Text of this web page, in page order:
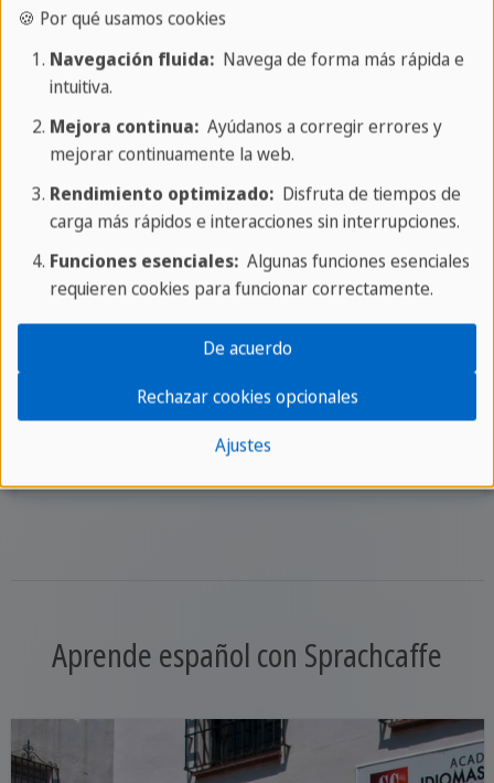
fácilmente el vocabulario del turismo en español te
recomendamos que participes en clases de
conversación y que busqyes oportunidades para
practicar con hablantes nativos en español. Si
tienes alguna pregunta o necesitas más ejemplos,
no dudes en
contactarnos
o visitar nuestros
cursos de español.
Aprende más español
Vocabulario para niveles avanzados
Aprende español con Sprachcaffe
🍪 Por qué usamos cookies
Navegación fluida:Navega de forma más rápida e
intuitiva.
Mejora continua:Ayúdanos a corregir errores y
mejorar continuamente la web.
Rendimiento optimizado:Disfruta de tiempos de
carga más rápidos e interacciones sin interrupciones.
Funciones esenciales:Algunas funciones esenciales
requieren cookies para funcionar correctamente.
Ajustes
Rechazar cookies opcionales
De acuerdo